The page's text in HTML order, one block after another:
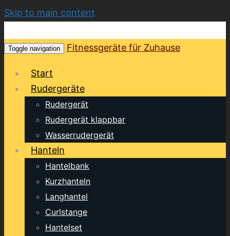
Skip to main content
Toggle navigation Fitnessgeräte für Zuhause
Start
Rudergeräte
Rudergerät
Rudergerät klappbar
Wasserrudergerät
Hanteln
Hantelbank
Kurzhanteln
Langhantel
Curlstange
Hantelset